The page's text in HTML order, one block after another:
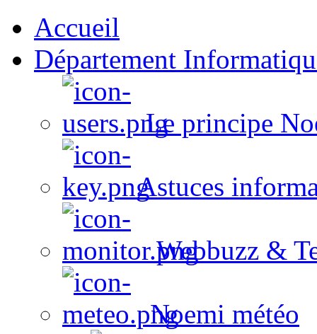
Accueil
Département
Le principe
Astuces
Webbuzz &
Noemi météo